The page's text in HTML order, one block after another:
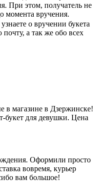
При этом, получатель не
момента вручения.
о вручении букета
а так же обо всех
в магазине в Дзержинске!
букет для девушки. Цена
Оформили просто
вовремя, курьер
вам большое!